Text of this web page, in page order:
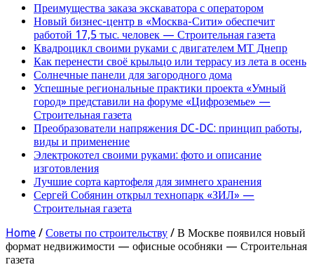
Преимущества заказа экскаватора с оператором
Новый бизнес-центр в «Москва-Сити» обеспечит
работой 17,5 тыс. человек — Строительная газета
Квадроцикл своими руками с двигателем МТ Днепр
Как перенести своё крыльцо или террасу из лета в осень
Солнечные панели для загородного дома
Успешные региональные практики проекта «Умный
город» представили на форуме «Цифроземье» —
Строительная газета
Преобразователи напряжения DC-DC: принцип работы,
виды и применение
Электрокотел своими руками: фото и описание
изготовления
Лучшие сорта картофеля для зимнего хранения
Сергей Собянин открыл технопарк «ЗИЛ» —
Строительная газета
Home / Советы по строительству / В Москве появился новый
формат недвижимости — офисные особняки — Строительная
газета